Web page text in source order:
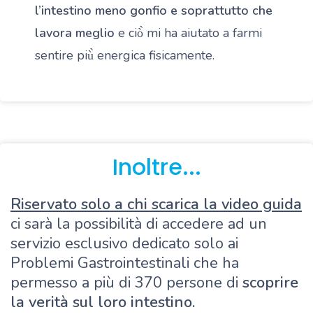
l’intestino meno gonfio e soprattutto che
lavora meglio e ciò̀ mi ha aiutato a farmi
sentire più̀ energica fisicamente.
Inoltre...
Riservato solo a chi scarica la video guida
ci sarà la possibilità di accedere ad un
servizio esclusivo dedicato solo ai
Problemi Gastrointestinali che ha
permesso a più di 370 persone di scoprire
la verità sul loro intestino.